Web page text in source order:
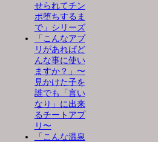
せられてチン
ポ堕ちするま
で」シリーズ
「こんなアプ
リがあればど
んな事に使い
ますか？」〜
見かけた子を
誰でも「言い
なり」に出来
るチートアプ
リ〜
「こんな温泉